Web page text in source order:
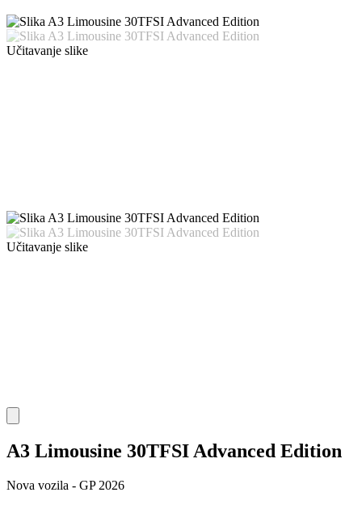
Učitavanje slike
Učitavanje slike
A3 Limousine 30TFSI Advanced Edition
Nova vozila - GP 2026